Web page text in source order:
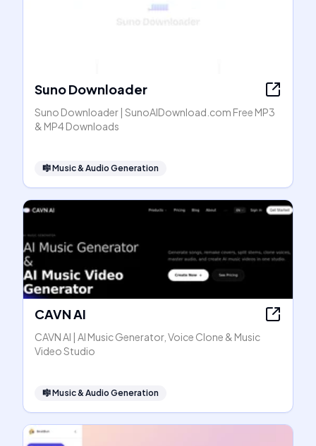
Suno Downloader
Suno Downloader | SunoAIDownload.com Free MP3
& MP4 Downloads
🎼Music & Audio Generation
CAVN AI
CAVN AI | AI Music Generator, Voice Clone & Music
Video Studio
🎼Music & Audio Generation